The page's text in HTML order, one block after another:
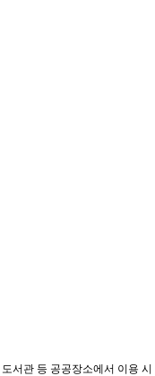
관 등 공공장소에서 이용